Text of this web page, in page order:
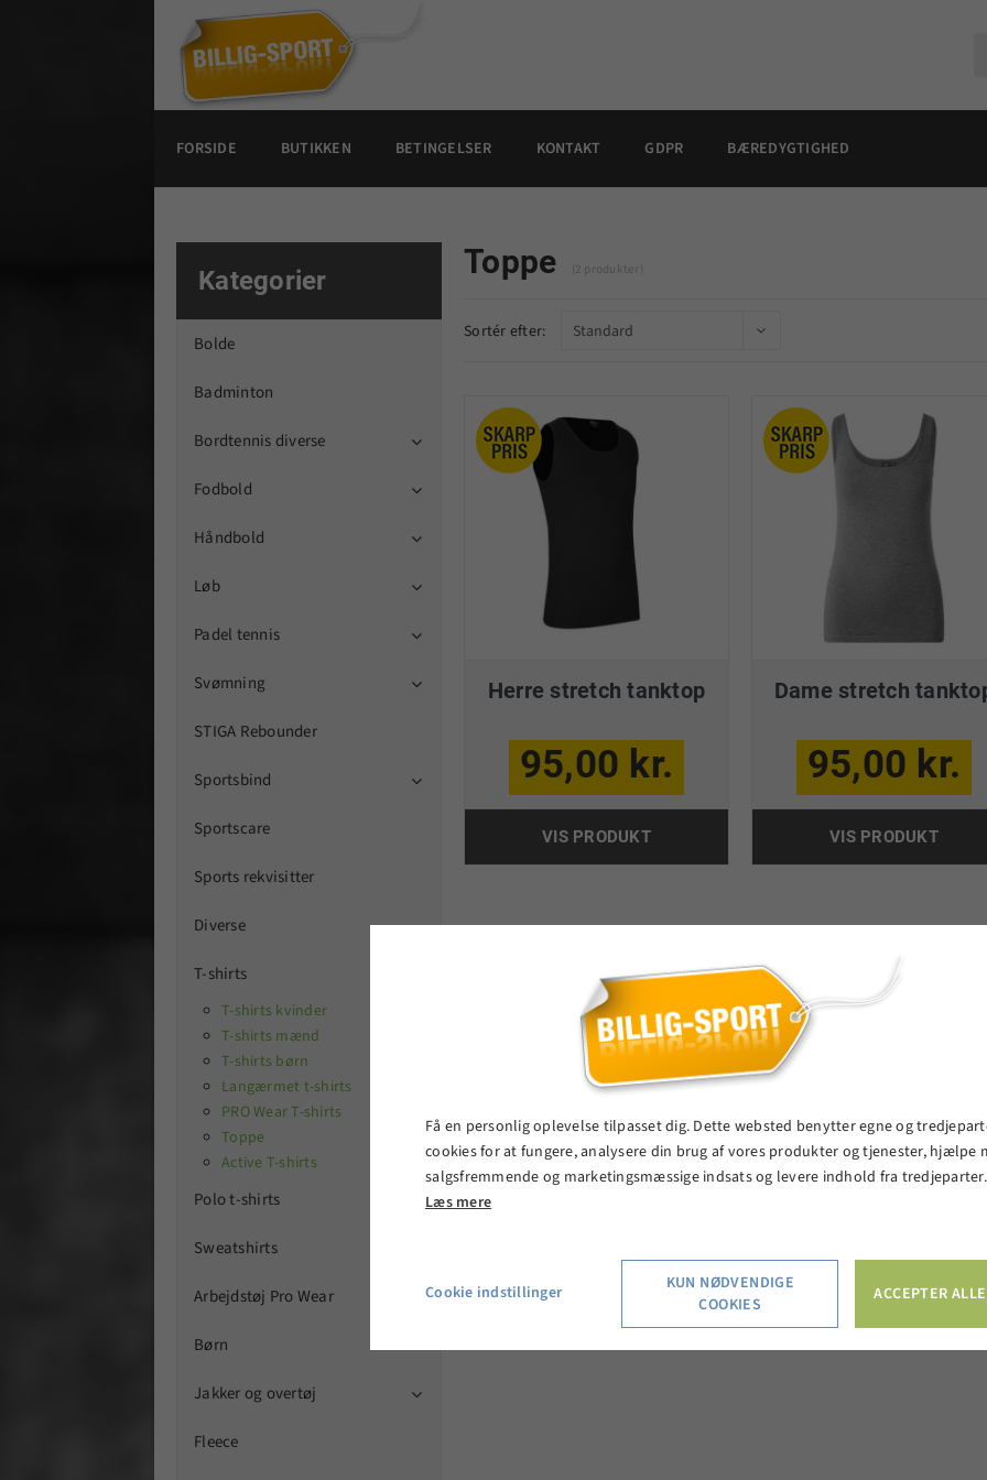
FORSIDE BUTIKKEN BETINGELSER KONTAKT GDPR BÆREDYGTIGHED
Kategorier
Bolde
Badminton
Bordtennis diverse 
Fodbold 
Håndbold 
Løb 
Padel tennis 
Svømning 
STIGA Rebounder
Sportsbind 
Sportscare
Sports rekvisitter
Diverse
T-shirts
T-shirts kvinder
T-shirts mænd
T-shirts børn
Langærmet t-shirts
PRO Wear T-shirts
Toppe
Active T-shirts
Polo t-shirts
Sweatshirts
Arbejdstøj Pro Wear
Børn
Jakker og overtøj 
Fleece
Toppe (2 produkter)
Sortér efter:
Herre stretch tanktop
95,00 kr.
VIS PRODUKT
Dame stretch
95,00 kr.
VIS PRODUKT
Få en personlig oplevelse tilpasset dig. Dette websted benytter egne og
cookies for at fungere, analysere din brug af vores produkter og tjenester, hjælpe
salgsfremmende og marketingsmæssige indsats og levere indhold fra
Læs mere
Cookie indstillinger
KUN NØDVENDIGE
COOKIES
ACCEPTER